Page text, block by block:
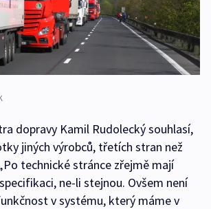
dopravy Kamil Rudolecký souhlasí,
jiných výrobců, třetích stran než
technické stránce zřejmě mají
ne-li stejnou. Ovšem není
v systému, který máme v